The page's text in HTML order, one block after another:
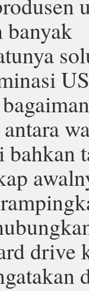
banyak
bahkan
drive